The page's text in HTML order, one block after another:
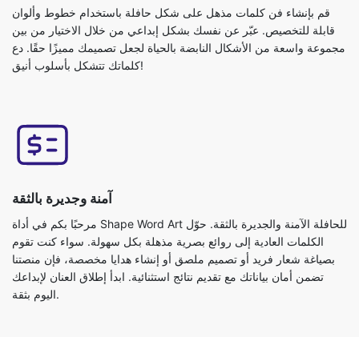
قم بإنشاء فن كلمات مذهل على شكل حافلة باستخدام خطوط وألوان
قابلة للتخصيص. عبّر عن نفسك بشكل إبداعي من خلال الاختيار من بين
مجموعة واسعة من الأشكال النابضة بالحياة لجعل تصميمك مميزًا حقًا. دع
كلماتك تتشكل بأسلوب أنيق!
آمنة وجديرة بالثقة
مرحبًا بكم في أداة Shape Word Art للحافلة الآمنة والجديرة بالثقة. حوّل
الكلمات العادية إلى روائع بصرية مذهلة بكل سهولة. سواء كنت تقوم
بصياغة شعار فريد أو تصميم ملصق أو إنشاء هدايا مخصصة، فإن منصتنا
تضمن أمان بياناتك مع تقديم نتائج استثنائية. ابدأ إطلاق العنان لإبداعك
اليوم بثقة.